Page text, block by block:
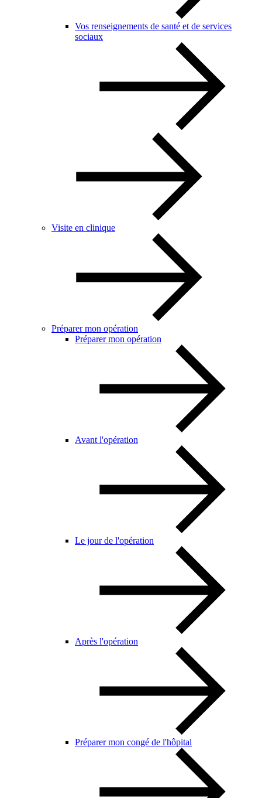
Vos renseignements de santé et de services
sociaux
Visite en clinique
Préparer mon opération
Préparer mon opération
Avant l'opération
Le jour de l'opération
Après l'opération
Préparer mon congé de l'hôpital